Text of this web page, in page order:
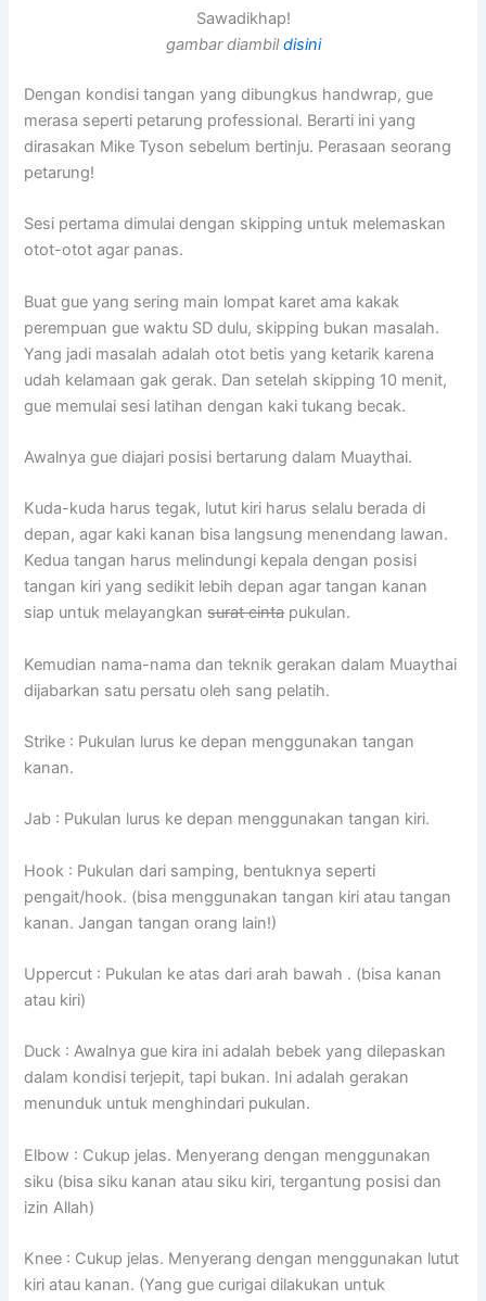
Sawadikhap!
gambar diambildisini
Dengan kondisi tangan yang dibungkus handwrap, gue
merasa seperti petarung professional. Berarti ini yang
dirasakan Mike Tyson sebelum bertinju. Perasaan seorang
petarung!
Sesi pertama dimulai dengan skipping untuk melemaskan
otot-otot agar panas.
Buat gue yang sering main lompat karet ama kakak
perempuan gue waktu SD dulu, skipping bukan masalah.
Yang jadi masalah adalah otot betis yang ketarik karena
udah kelamaan gak gerak. Dan setelah skipping 10 menit,
gue memulai sesi latihan dengan kaki tukang becak.
Awalnya gue diajari posisi bertarung dalam Muaythai.
Kuda-kuda harus tegak, lutut kiri harus selalu berada di
depan, agar kaki kanan bisa langsung menendang lawan.
Kedua tangan harus melindungi kepala dengan posisi
tangan kiri yang sedikit lebih depan agar tangan kanan
siap untuk melayangkansurat cintapukulan.
Kemudian nama-nama dan teknik gerakan dalam Muaythai
dijabarkan satu persatu oleh sang pelatih.
Strike : Pukulan lurus ke depan menggunakan tangan
kanan.
Jab : Pukulan lurus ke depan menggunakan tangan kiri.
Hook : Pukulan dari samping, bentuknya seperti
pengait/hook. (bisa menggunakan tangan kiri atau tangan
kanan. Jangan tangan orang lain!)
Uppercut : Pukulan ke atas dari arah bawah . (bisa kanan
atau kiri)
Duck : Awalnya gue kira ini adalah bebek yang dilepaskan
dalam kondisi terjepit, tapi bukan. Ini adalah gerakan
menunduk untuk menghindari pukulan.
Elbow : Cukup jelas. Menyerang dengan menggunakan
siku (bisa siku kanan atau siku kiri, tergantung posisi dan
izin Allah)
Knee : Cukup jelas. Menyerang dengan menggunakan lutut
kiri atau kanan. (Yang gue curigai dilakukan untuk